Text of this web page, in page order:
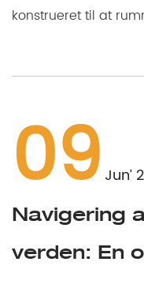
09 Jun’
Navigering
verden: En